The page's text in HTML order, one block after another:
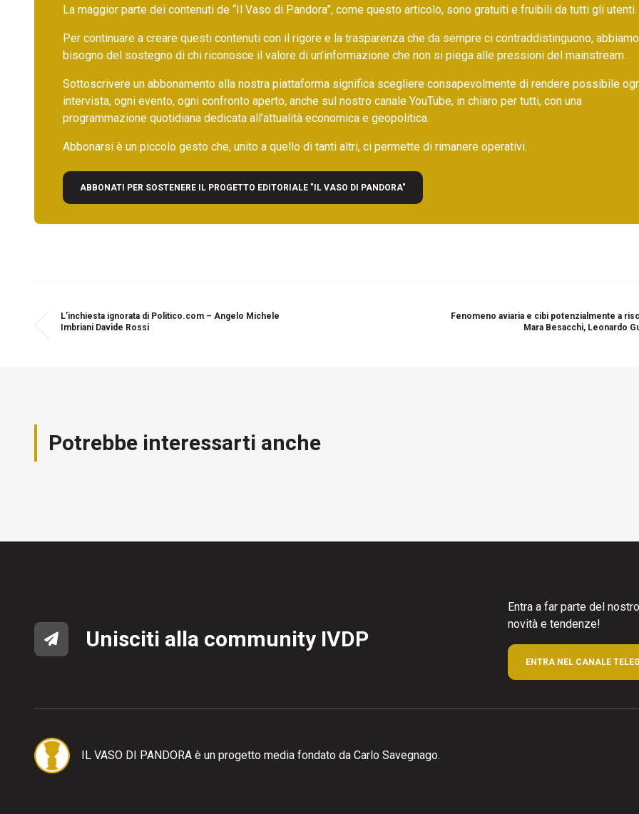
La maggior parte dei contenuti de “Il Vaso di Pandora”, come questo articolo, sono gratuiti e fruibili da tutti gli utenti.
Per continuare a creare questi contenuti con il rigore e la trasparenza che da sempre ci contraddistinguono, abbiamo
bisogno del sostegno di chi riconosce il valore di un’informazione che non si piega alle pressioni del mainstream.
Sottoscrivere un abbonamento alla nostra piattaforma significa scegliere consapevolmente di rendere possibile
intervista, ogni evento, ogni confronto aperto, anche sul nostro canale YouTube, in chiaro per tutti, con una
programmazione quotidiana dedicata all’attualità economica e geopolitica.
Abbonarsi è un piccolo gesto che, unito a quello di tanti altri, ci permette di rimanere operativi.
ABBONATI PER SOSTENERE IL PROGETTO EDITORIALE "IL VASO DI PANDORA"
L’inchiesta ignorata di Politico.com – Angelo Michele
Imbriani Davide Rossi
Fenomeno aviaria e cibi potenzialmente a
Mara Besacchi, Leonardo
Potrebbe interessarti anche
Unisciti alla community IVDP
Entra a far parte del
novità e tendenze!
ENTRA NEL CANALE
IL VASO DI PANDORA è un progetto media fondato da Carlo Savegnago.